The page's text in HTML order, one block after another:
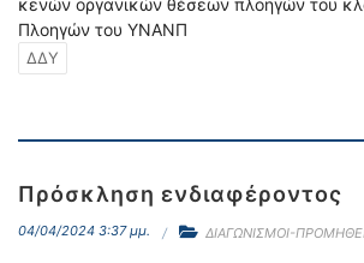
κενών οργανικών θέσεων πλοηγών του
Πλοηγών του ΥΝΑΝΠ
ΔΔΥ
Πρόσκληση ενδιαφέροντος
04/04/2024 3:37 μμ. ΔΙΑΓΩΝΙΣΜΟΙ-